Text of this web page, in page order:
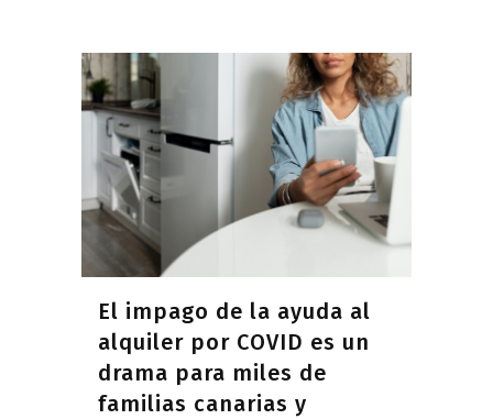
El impago de la ayuda al
alquiler por COVID es un
drama para miles de
familias canarias y